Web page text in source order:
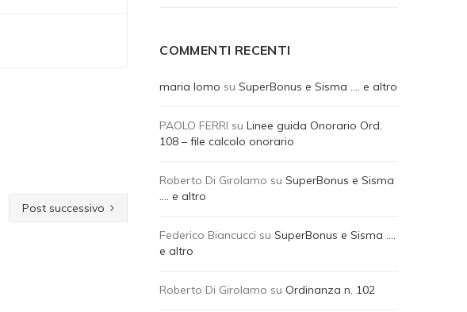
Post successivo
COMMENTI RECENTI
maria lomo suSuperBonus e Sisma …. e altro
PAOLO FERRI suLinee guida Onorario Ord.
108 – file calcolo onorario
Roberto Di Girolamo suSuperBonus e Sisma
…. e altro
Federico Biancucci suSuperBonus e Sisma ….
e altro
Roberto Di Girolamo su Ordinanza n. 102